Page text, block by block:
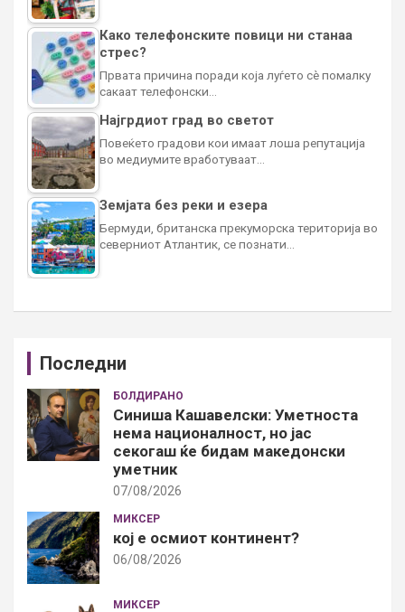
Како телефонските повици ни станаа
стрес?
Првата причина поради која луѓето сè помалку
сакаат телефонски…
Најгрдиот град во светот
Повеќето градови кои имаат лоша репутација
во медиумите вработуваат…
Земјата без реки и езера
Бермуди, британска прекуморска територија во
северниот Атлантик, се познати…
Последни
БОЛДИРАНО
Синиша Кашавелски: Уметноста
нема националност, но јас
секогаш ќе бидам македонски
уметник
07/08/2026
МИКСЕР
кој е осмиот континент?
06/08/2026
МИКСЕР